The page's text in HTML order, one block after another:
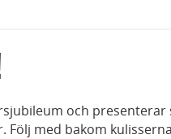
och
Följ med bakom